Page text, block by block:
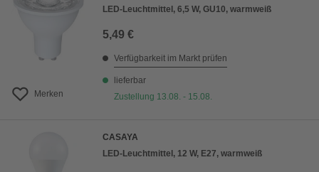
Merken
LED-Leuchtmittel, 6,5 W, GU10, warmweiß
5,49 €
Verfügbarkeit im Markt prüfen
lieferbar
Zustellung 13.08. - 15.08.
CASAYA
LED-Leuchtmittel, 12 W, E27, warmweiß